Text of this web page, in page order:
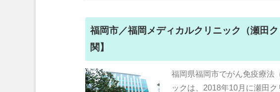
福岡市／福岡メディカルクリニック（瀬田
関】
福岡県福岡市でがん免疫療法
ックは、2018年10月に瀬田